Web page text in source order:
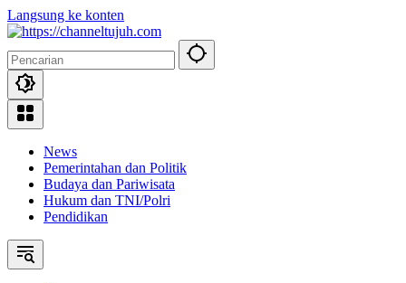
Langsung ke konten
News
Pemerintahan dan Politik
Budaya dan Pariwisata
Hukum dan TNI/Polri
Pendidikan